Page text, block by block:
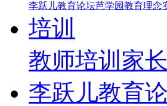
李跃儿教育论坛芭学园教育理念
培训
教师培训 家
李跃儿教育